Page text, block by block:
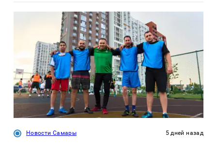
Новости Самары 5 дней назад